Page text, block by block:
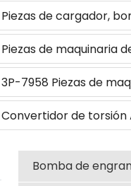
10079282 para
hidráulicas 705-95-
05140 para la bomba
de piezas hidráulicas
Piezas de cargador,
engranajes hidráulica,
6E3524 para 980C
Piezas de maquinaria
Bomba de engranajes
Bomba de barrido
3P-7958 Piezas de
construcción Bomba
Convertidor de torsión
13-11001
Bomba de